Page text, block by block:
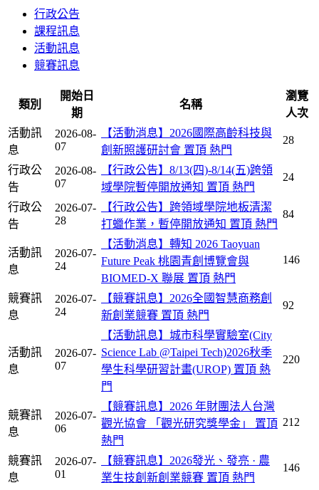
行政公告
課程訊息
活動訊息
競賽訊息
類別
開始日
期
名稱
瀏覽
人次
活動訊
息
2026-08-
07
【活動消息】2026國際高齡科技與
創新照護研討會 置頂 熱門
28
行政公
告
2026-08-
07
【行政公告】8/13(四)-8/14(五)跨領
域學院暫停開放通知 置頂 熱門
24
行政公
告
2026-07-
28
【行政公告】跨領域學院地板清潔
打蠟作業，暫停開放通知 置頂 熱門
84
活動訊
息
2026-07-
24
【活動消息】轉知 2026 Taoyuan
Future Peak 桃園青創博覽會與
BIOMED-X 聯展 置頂 熱門
146
競賽訊
息
2026-07-
24
【競賽訊息】2026全國智慧商務創
新創業競賽 置頂 熱門
92
活動訊
息
2026-07-
07
【活動訊息】城市科學實驗室(City
Science Lab @Taipei Tech)2026秋季
學生科學研習計畫(UROP) 置頂 熱
門
220
競賽訊
息
2026-07-
06
【競賽訊息】2026 年財團法人台灣
觀光協會 「觀光研究獎學金」 置頂
熱門
212
競賽訊
息
2026-07-
01
【競賽訊息】2026發光、發亮 · 農
業生技創新創業競賽 置頂 熱門
146